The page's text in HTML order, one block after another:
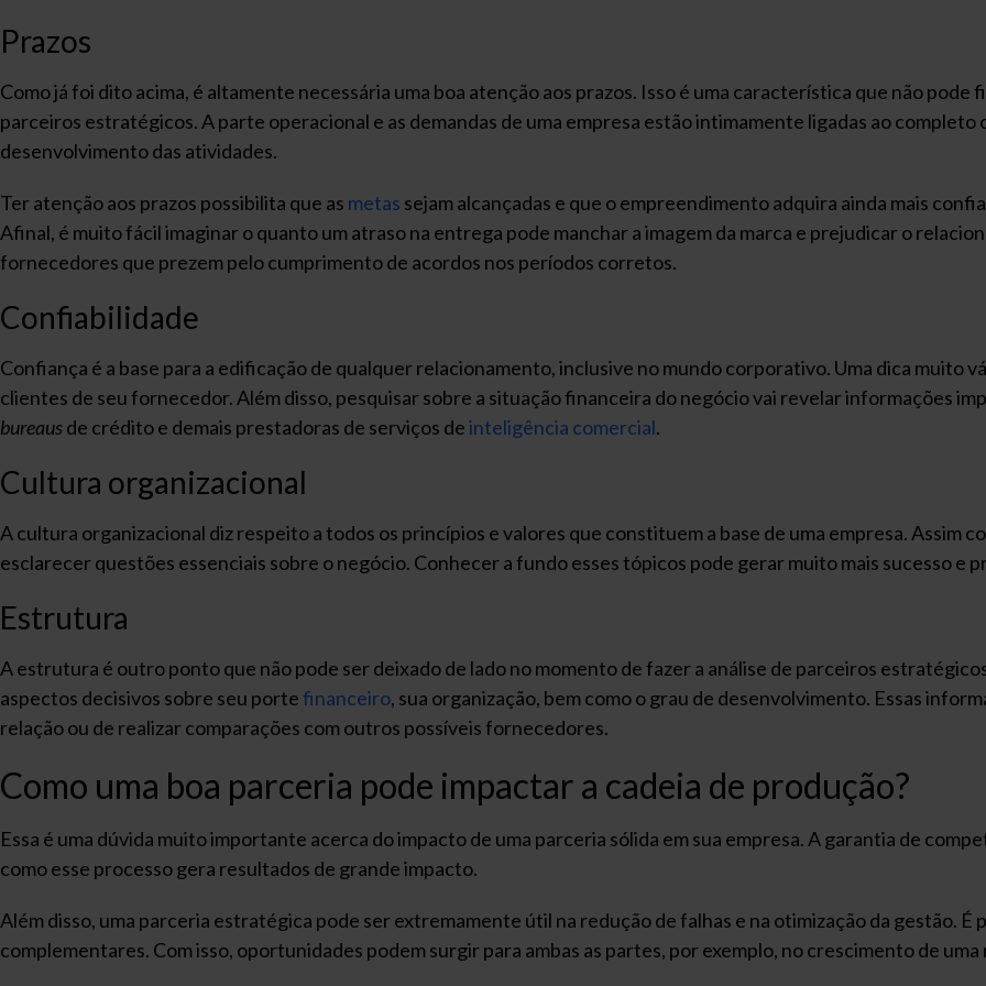
Prazos
Como já foi dito acima, é altamente necessária uma boa atenção aos prazos. Isso é uma característica que não
parceiros estratégicos. A parte operacional e as demandas de uma empresa estão intimamente ligadas ao
desenvolvimento das atividades.
Ter atenção aos prazos possibilita que as metas sejam alcançadas e que o empreendimento adquira ainda mais
Afinal, é muito fácil imaginar o quanto um atraso na entrega pode manchar a imagem da marca e prejudicar o
fornecedores que prezem pelo cumprimento de acordos nos períodos corretos.
Confiabilidade
Confiança é a base para a edificação de qualquer relacionamento, inclusive no mundo corporativo. Uma dica muito
clientes de seu fornecedor. Além disso, pesquisar sobre a situação financeira do negócio vai revelar informações
bureausde crédito e demais prestadoras de serviços deinteligência comercial.
Cultura organizacional
A cultura organizacional diz respeito a todos os princípios e valores que constituem a base de uma empresa. Assim
esclarecer questões essenciais sobre o negócio. Conhecer a fundo esses tópicos pode gerar muito mais sucesso e
Estrutura
A estrutura é outro ponto que não pode ser deixado de lado no momento de fazer a análise de parceiros
aspectos decisivos sobre seu portefinanceiro, sua organização, bem como o grau de desenvolvimento. Essas
relação ou de realizar comparações com outros possíveis fornecedores.
Como uma boa parceria pode impactar a cadeia de produção?
Essa é uma dúvida muito importante acerca do impacto de uma parceria sólida em sua empresa. A garantia de
como esse processo gera resultados de grande impacto.
Além disso, uma parceria estratégica pode ser extremamente útil na redução de falhas e na otimização da gestão. É
complementares. Com isso, oportunidades podem surgir para ambas as partes, por exemplo, no crescimento de uma